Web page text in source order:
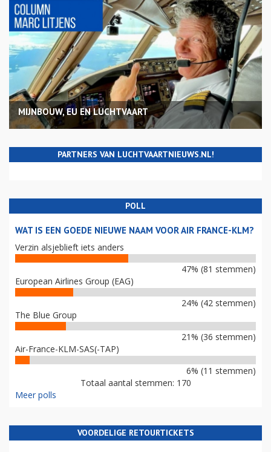
MIJNBOUW, EU EN LUCHTVAART
PARTNERS VAN LUCHTVAARTNIEUWS.NL!
POLL
WAT IS EEN GOEDE NIEUWE NAAM VOOR AIR FRANCE-KLM?
Verzin alsjeblieft iets anders
47% (81 stemmen)
European Airlines Group (EAG)
24% (42 stemmen)
The Blue Group
21% (36 stemmen)
Air-France-KLM-SAS(-TAP)
6% (11 stemmen)
Totaal aantal stemmen: 170
Meer polls
VOORDELIGE RETOURTICKETS